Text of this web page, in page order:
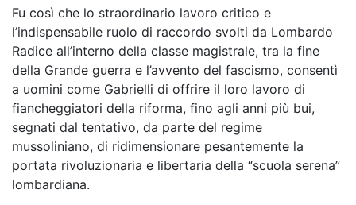
Fu così che lo straordinario lavoro critico e
l’indispensabile ruolo di raccordo svolti da Lombardo
Radice all’interno della classe magistrale, tra la fine
della Grande guerra e l’avvento del fascismo, consentì
a uomini come Gabrielli di offrire il loro lavoro di
fiancheggiatori della riforma, fino agli anni più bui,
segnati dal tentativo, da parte del regime
mussoliniano, di ridimensionare pesantemente la
portata rivoluzionaria e libertaria della “scuola serena”
lombardiana.